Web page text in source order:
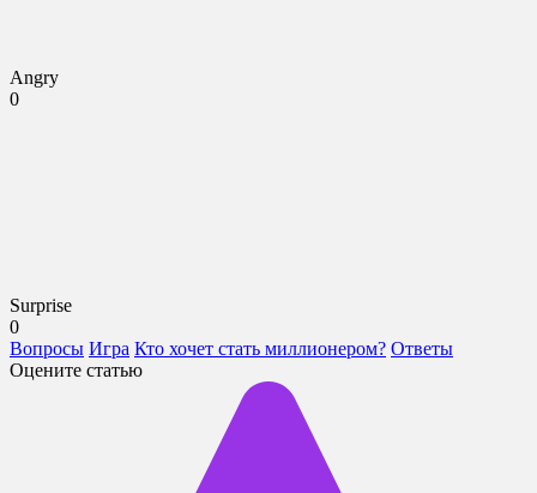
Angry
0
Surprise
0
Вопросы Игра Кто хочет стать миллионером? Ответы
Оцените статью